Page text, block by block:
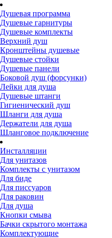
Душевая программа
Душевые гарнитуры
Душевые комплекты
Верхний душ
Кронштейны душевые
Душевые стойки
Душевые панели
Боковой душ (форсунки)
Лейки для душа
Душевые штанги
Гигиенический душ
Шланги для душа
Держатели для душа
Шланговое подключение
Инсталляции
Для унитазов
Комплекты с унитазом
Для биде
Для писсуаров
Для раковин
Для душа
Кнопки смыва
Бачки скрытого монтажа
Комплектующие